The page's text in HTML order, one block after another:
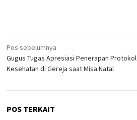
Navigasi
pos
Pos sebelumnya
Gugus Tugas Apresiasi Penerapan Protokol
Kesehatan di Gereja saat Misa Natal
POS TERKAIT